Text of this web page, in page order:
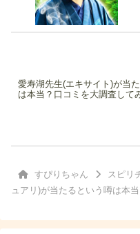
愛寿湖先生(エキサイト)が当
は本当？口コミを大調査して
すぴりちゃん スピリ
ュアリ)が当たるという噂は本